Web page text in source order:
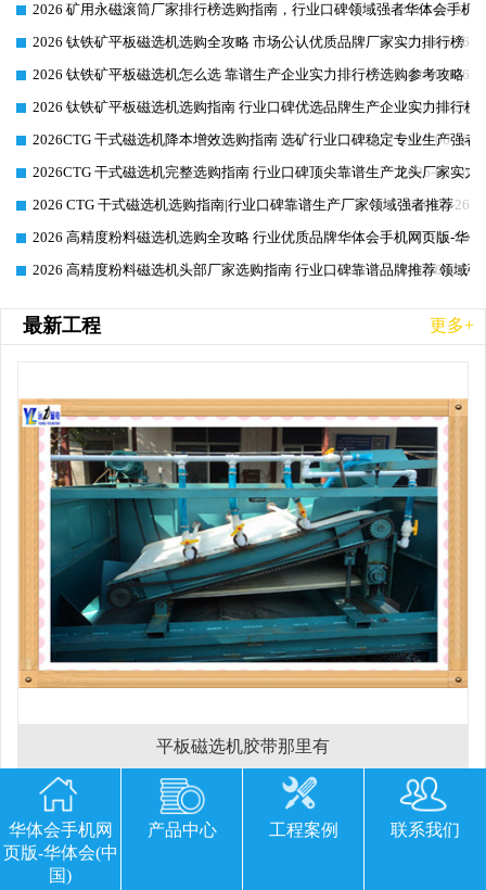
2026-06-26
2026 矿用永磁滚筒厂家排行榜选购指南，行业口碑领域强者华体会手机
2026-06-26
2026 钛铁矿平板磁选机选购全攻略 市场公认优质品牌厂家实力排行榜
2026-06-26
2026 钛铁矿平板磁选机怎么选 靠谱生产企业实力排行榜选购参考攻略
2026-06-26
2026 钛铁矿平板磁选机选购指南 行业口碑优选品牌生产企业实力排行榜
2026-06-26
2026CTG 干式磁选机降本增效选购指南 选矿行业口碑稳定专业生产强者
2026-06-26
2026CTG 干式磁选机完整选购指南 行业口碑顶尖靠谱生产龙头厂家实力
2026-06-26
2026 CTG 干式磁选机选购指南|行业口碑靠谱生产厂家领域强者推荐
2026-06-26
2026 高精度粉料磁选机选购全攻略 行业优质品牌华体会手机网页版-华
2026-06-26
2026 高精度粉料磁选机头部厂家选购指南 行业口碑靠谱品牌推荐 领域
最新工程 更多+
平板磁选机胶带那里有
欢迎您留下宝贵的意见或建议
华体会手机网
页版-华体会(中
国)
产品中心 工程案例 联系我们